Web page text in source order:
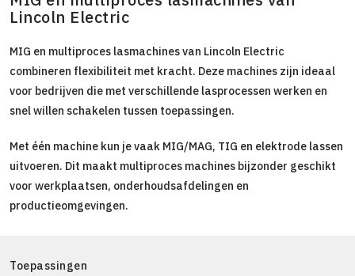
Lincoln Electric
MIG en multiproces lasmachines van Lincoln Electric
combineren flexibiliteit met kracht. Deze machines zijn ideaal
voor bedrijven die met verschillende lasprocessen werken en
snel willen schakelen tussen toepassingen.
Met één machine kun je vaak MIG/MAG, TIG en elektrode lassen
uitvoeren. Dit maakt multiproces machines bijzonder geschikt
voor werkplaatsen, onderhoudsafdelingen en
productieomgevingen.
Toepassingen